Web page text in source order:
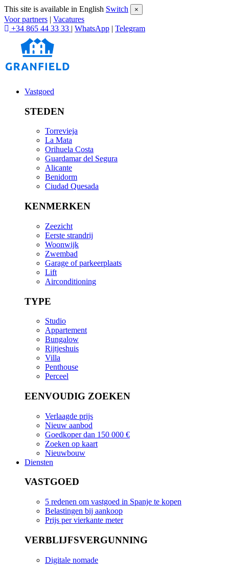
This site is available in English Switch ×
Voor partners | Vacatures
+34 865 44 33 33 | WhatsApp | Telegram
Vastgoed
STEDEN
Torrevieja
La Mata
Orihuela Costa
Guardamar del Segura
Alicante
Benidorm
Ciudad Quesada
KENMERKEN
Zeezicht
Eerste strandrij
Woonwijk
Zwembad
Garage of parkeerplaats
Lift
Airconditioning
TYPE
Studio
Appartement
Bungalow
Rijtjeshuis
Villa
Penthouse
Perceel
EENVOUDIG ZOEKEN
Verlaagde prijs
Nieuw aanbod
Goedkoper dan 150 000 €
Zoeken op kaart
Nieuwbouw
Diensten
VASTGOED
5 redenen om vastgoed in Spanje te kopen
Belastingen bij aankoop
Prijs per vierkante meter
VERBLIJFSVERGUNNING
Digitale nomade